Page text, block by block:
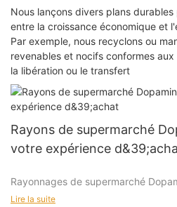
Nous lançons divers plans
entre la croissance économique et
Par exemple, nous recyclons ou
revenables et nocifs conformes
la libération ou le transfert
Rayons de supermarché
votre expérience
Rayonnages de supermarché
expertise
Lire la suite